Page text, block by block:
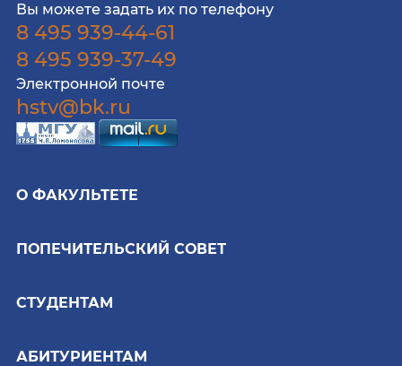
Вы можете задать их по телефону
8 495 939-44-61
8 495 939-37-49
Электронной почте
hstv@bk.ru
О ФАКУЛЬТЕТЕ
ПОПЕЧИТЕЛЬСКИЙ СОВЕТ
СТУДЕНТАМ
АБИТУРИЕНТАМ